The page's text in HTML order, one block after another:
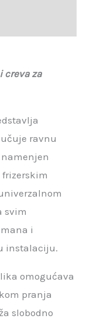
creva za
ravnu
svim
i
instalaciju.
omogućava
pranja
slobodno